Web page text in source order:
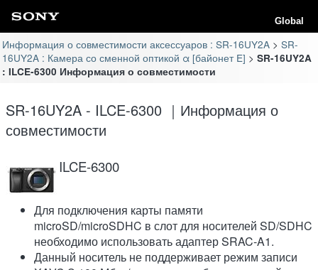
Global
Информация о совместимости аксессуаров : SR-16UY2A
SR-
16UY2A : Камера со сменной оптикой α [байонет E]
SR-16UY2A
: ILCE-6300 Информация о совместимости
SR-16UY2A - ILCE-6300 ｜Информация о
совместимости
ILCE-6300
Для подключения карты памяти
microSD/microSDHC в слот для носителей SD/SDHC
необходимо использовать адаптер SRAC-A1.
Данный носитель не поддерживает режим записи